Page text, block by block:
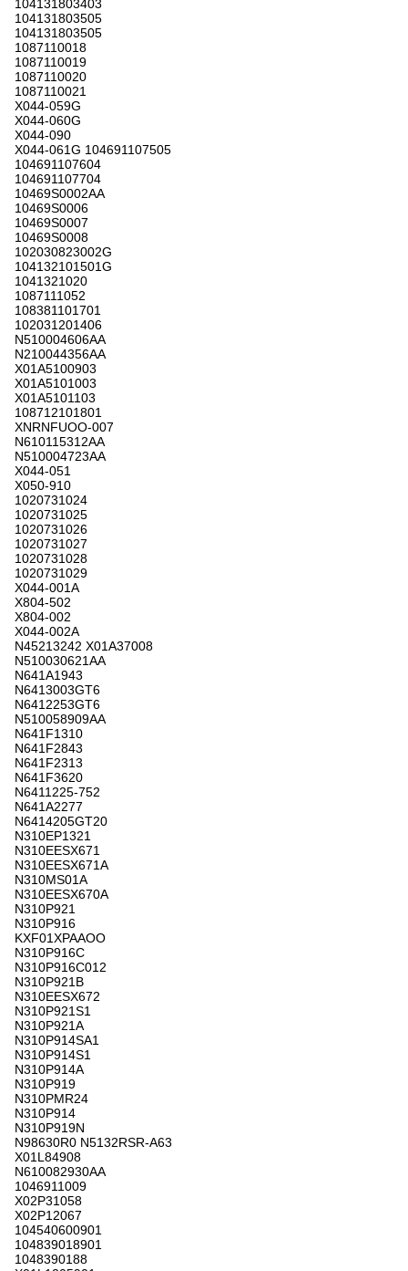
104131803403
104131803505
104131803505
1087110018
1087110019
1087110020
1087110021
X044-059G
X044-060G
X044-090
X044-061G 104691107505
104691107604
104691107704
10469S0002AA
10469S0006
10469S0007
10469S0008
102030823002G
104132101501G
1041321020
1087111052
108381101701
102031201406
N510004606AA
N210044356AA
X01A5100903
X01A5101003
X01A5101103
108712101801
XNRNFUOO-007
N610115312AA
N510004723AA
X044-051
X050-910
1020731024
1020731025
1020731026
1020731027
1020731028
1020731029
X044-001A
X804-502
X804-002
X044-002A
N45213242 X01A37008
N510030621AA
N641A1943
N6413003GT6
N6412253GT6
N510058909AA
N641F1310
N641F2843
N641F2313
N641F3620
N6411225-752
N641A2277
N6414205GT20
N310EP1321
N310EESX671
N310EESX671A
N310MS01A
N310EESX670A
N310P921
N310P916
KXF01XPAAOO
N310P916C
N310P916C012
N310P921B
N310EESX672
N310P921S1
N310P921A
N310P914SA1
N310P914S1
N310P914A
N310P919
N310PMR24
N310P914
N310P919N
N98630R0 N5132RSR-A63
X01L84908
N610082930AA
1046911009
X02P31058
X02P12067
104540600901
104839018901
1048390188